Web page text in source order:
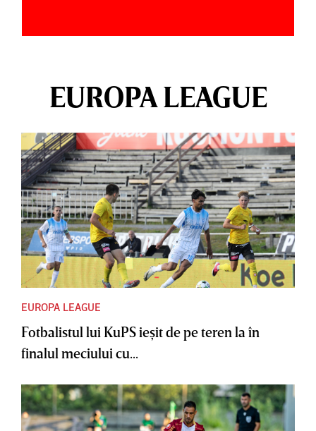
EUROPA LEAGUE
EUROPA LEAGUE
Fotbalistul lui KuPS ieşit de pe teren la în
finalul meciului cu...